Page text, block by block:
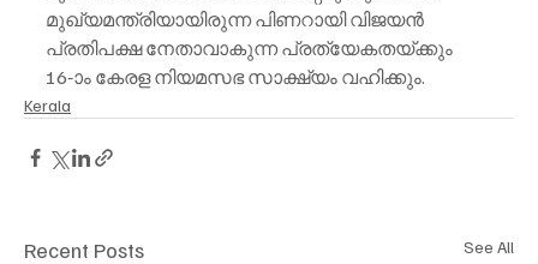
മുഖ്യമന്ത്രിയായിരുന്ന പിണറായി വിജയൻ
പ്രതിപക്ഷ നേതാവാകുന്ന പ്രത്യേകതയ്ക്കും
16-ാം കേരള നിയമസഭ സാക്ഷ്യം വഹിക്കും.
Kerala
Recent Posts See All